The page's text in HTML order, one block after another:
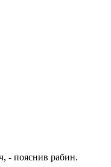
- пояснив рабин.